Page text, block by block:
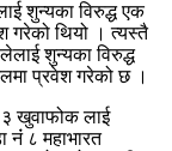
शुन्यका विरुद्ध एक
गरेको थियो । त्यस्तै
शुन्यका विरुद्ध
प्रवेश गरेको छ ।
खुवाफोक लाई
नंं ८ महाभारत